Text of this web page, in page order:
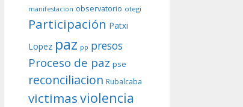
manifestacion observatorio otegi
Participación Patxi
Lopez paz pp presos
Proceso de paz pse
reconciliacion Rubalcaba
victimasviolencia